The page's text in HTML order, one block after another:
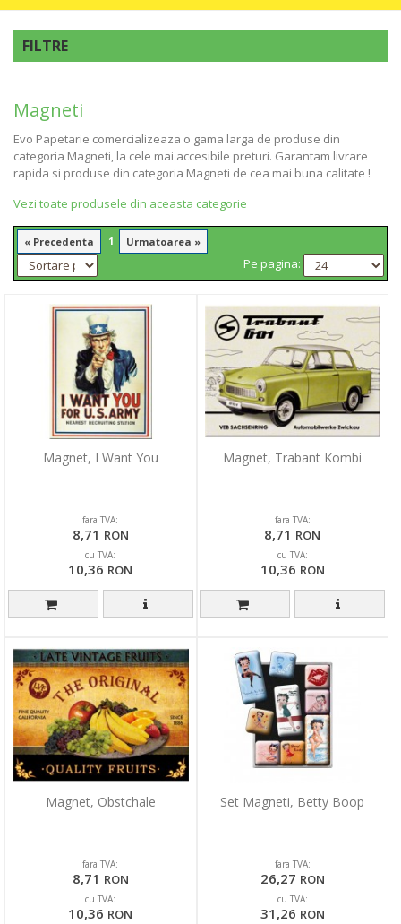
FILTRE
Magneti
Evo Papetarie comercializeaza o gama larga de produse din
categoria Magneti, la cele mai accesibile preturi. Garantam livrare
rapida si produse din categoria Magneti de cea mai buna calitate !
Vezi toate produsele din aceasta categorie
« Precedenta 1 Urmatoarea »
Pe pagina:
Magnet, I Want You
fara TVA:
8,71 RON
cu TVA:
10,36 RON
Magnet, Trabant Kombi
fara TVA:
8,71 RON
cu TVA:
10,36 RON
Magnet, Obstchale
fara TVA:
8,71 RON
cu TVA:
10,36 RON
Set Magneti, Betty Boop
fara TVA:
26,27 RON
cu TVA:
31,26 RON